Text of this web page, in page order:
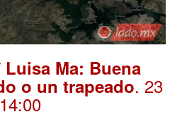
Luisa Ma: Buena
o un trapeado. 23